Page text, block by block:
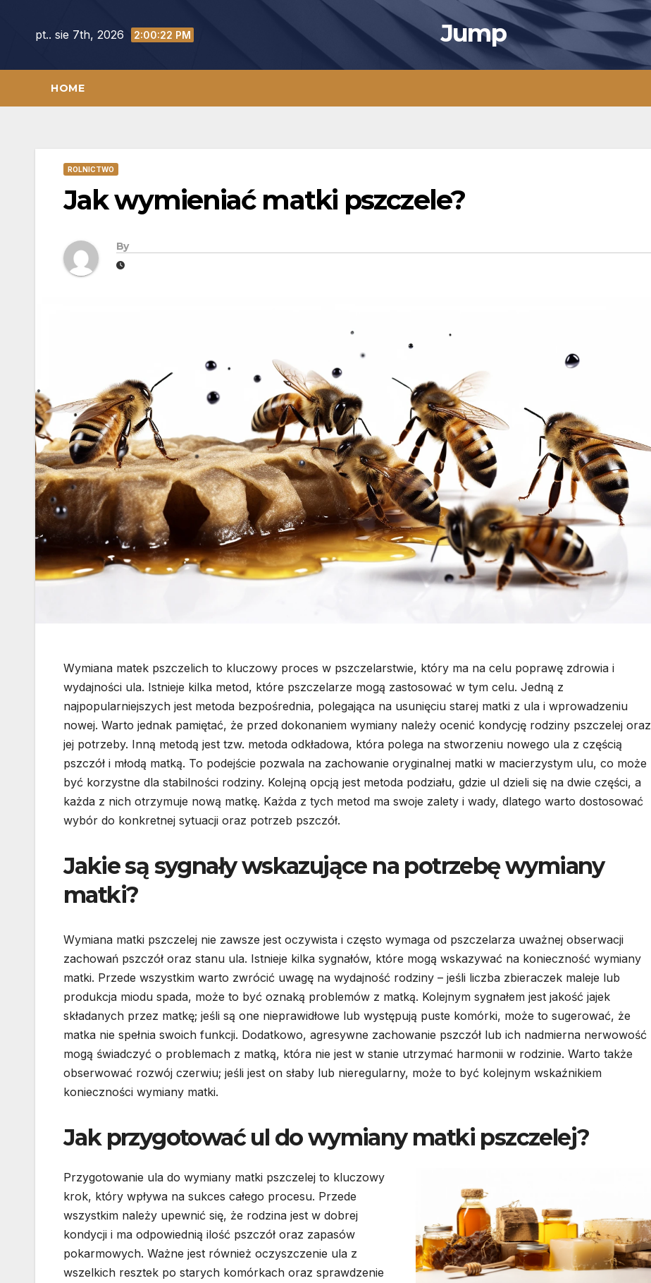
pt.. sie 7th, 2026 2:00:23 PM Jump
HOME
ROLNICTWO
Jak wymieniać matki pszczele?
By
Wymiana matek pszczelich to kluczowy proces w pszczelarstwie, który ma na celu poprawę zdrowia i
wydajności ula. Istnieje kilka metod, które pszczelarze mogą zastosować w tym celu. Jedną z
najpopularniejszych jest metoda bezpośrednia, polegająca na usunięciu starej matki z ula i wprowadzeniu
nowej. Warto jednak pamiętać, że przed dokonaniem wymiany należy ocenić kondycję rodziny pszczelej oraz
jej potrzeby. Inną metodą jest tzw. metoda odkładowa, która polega na stworzeniu nowego ula z częścią
pszczół i młodą matką. To podejście pozwala na zachowanie oryginalnej matki w macierzystym ulu, co może
być korzystne dla stabilności rodziny. Kolejną opcją jest metoda podziału, gdzie ul dzieli się na dwie części, a
każda z nich otrzymuje nową matkę. Każda z tych metod ma swoje zalety i wady, dlatego warto dostosować
wybór do konkretnej sytuacji oraz potrzeb pszczół.
Jakie są sygnały wskazujące na potrzebę wymiany
matki?
Wymiana matki pszczelej nie zawsze jest oczywista i często wymaga od pszczelarza uważnej obserwacji
zachowań pszczół oraz stanu ula. Istnieje kilka sygnałów, które mogą wskazywać na konieczność wymiany
matki. Przede wszystkim warto zwrócić uwagę na wydajność rodziny – jeśli liczba zbieraczek maleje lub
produkcja miodu spada, może to być oznaką problemów z matką. Kolejnym sygnałem jest jakość jajek
składanych przez matkę; jeśli są one nieprawidłowe lub występują puste komórki, może to sugerować, że
matka nie spełnia swoich funkcji. Dodatkowo, agresywne zachowanie pszczół lub ich nadmierna nerwowość
mogą świadczyć o problemach z matką, która nie jest w stanie utrzymać harmonii w rodzinie. Warto także
obserwować rozwój czerwiu; jeśli jest on słaby lub nieregularny, może to być kolejnym wskaźnikiem
konieczności wymiany matki.
Jak przygotować ul do wymiany matki pszczelej?
Przygotowanie ula do wymiany matki pszczelej to kluczowy
krok, który wpływa na sukces całego procesu. Przede
wszystkim należy upewnić się, że rodzina jest w dobrej
kondycji i ma odpowiednią ilość pszczół oraz zapasów
pokarmowych. Ważne jest również oczyszczenie ula z
wszelkich resztek po starych komórkach oraz sprawdzenie